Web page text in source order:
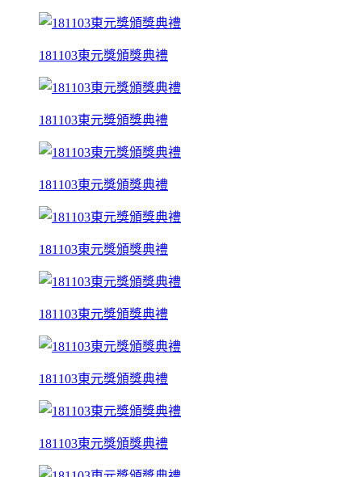
181103東元獎頒獎典禮
181103東元獎頒獎典禮
181103東元獎頒獎典禮
181103東元獎頒獎典禮
181103東元獎頒獎典禮
181103東元獎頒獎典禮
181103東元獎頒獎典禮